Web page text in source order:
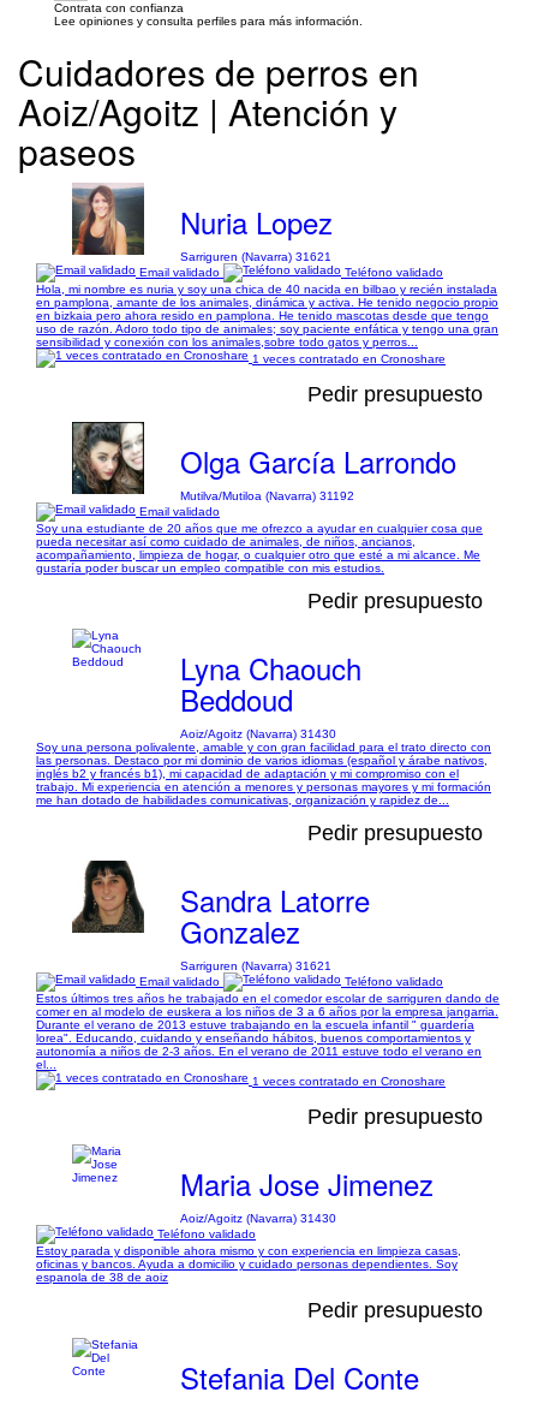
Contrata con confianza
Lee opiniones y consulta perfiles para más información.
Cuidadores de perros en
Aoiz/Agoitz | Atención y
paseos
Nuria Lopez
Sarriguren (Navarra) 31621
Email validado
Teléfono validado
Hola, mi nombre es nuria y soy una chica de 40 nacida en bilbao y recién instalada
en pamplona, amante de los animales, dinámica y activa. He tenido negocio propio
en bizkaia pero ahora resido en pamplona. He tenido mascotas desde que tengo
uso de razón. Adoro todo tipo de animales; soy paciente enfática y tengo una gran
sensibilidad y conexión con los animales,sobre todo gatos y perros...
1 veces contratado en Cronoshare
Pedir presupuesto
Olga García Larrondo
Mutilva/Mutiloa (Navarra) 31192
Email validado
Soy una estudiante de 20 años que me ofrezco a ayudar en cualquier cosa que
pueda necesitar así como cuidado de animales, de niños, ancianos,
acompañamiento, limpieza de hogar, o cualquier otro que esté a mi alcance. Me
gustaría poder buscar un empleo compatible con mis estudios.
Pedir presupuesto
Lyna Chaouch
Beddoud
Aoiz/Agoitz (Navarra) 31430
Soy una persona polivalente, amable y con gran facilidad para el trato directo con
las personas. Destaco por mi dominio de varios idiomas (español y árabe nativos,
inglés b2 y francés b1), mi capacidad de adaptación y mi compromiso con el
trabajo. Mi experiencia en atención a menores y personas mayores y mi formación
me han dotado de habilidades comunicativas, organización y rapidez de...
Pedir presupuesto
Sandra Latorre
Gonzalez
Sarriguren (Navarra) 31621
Email validado
Teléfono validado
Estos últimos tres años he trabajado en el comedor escolar de sarriguren dando de
comer en al modelo de euskera a los niños de 3 a 6 años por la empresa jangarria.
Durante el verano de 2013 estuve trabajando en la escuela infantil " guardería
lorea". Educando, cuidando y enseñando hábitos, buenos comportamientos y
autonomía a niños de 2-3 años. En el verano de 2011 estuve todo el verano en
el...
1 veces contratado en Cronoshare
Pedir presupuesto
Maria Jose Jimenez
Aoiz/Agoitz (Navarra) 31430
Teléfono validado
Estoy parada y disponible ahora mismo y con experiencia en limpieza casas,
oficinas y bancos. Ayuda a domicilio y cuidado personas dependientes. Soy
espanola de 38 de aoiz
Pedir presupuesto
Stefania Del Conte